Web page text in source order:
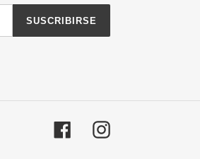
SUSCRIBIRSE
FacebookInstagram